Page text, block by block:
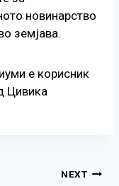
новинарство
земјава.
е корисник
Цивика
NEXT